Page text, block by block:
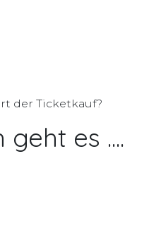
der Ticketkauf?
es ....